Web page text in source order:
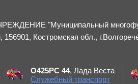
"Муниципальный
156901, Костромская обл.,
О425РС 44, Лада Веста
Служебный транспорт